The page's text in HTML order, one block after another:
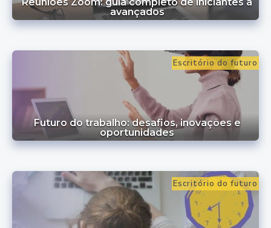
avançados
Escritório do futuro
Futuro do trabalho: desafios, inovações e
oportunidades
Escritório do futuro